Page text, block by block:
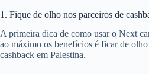
1. Fique de olho nos parceiros de
A primeira dica de como usar o Next
ao máximo os benefícios é ficar de
cashback em Palestina.